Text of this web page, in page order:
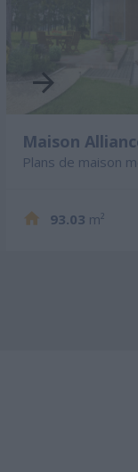
Maison
Plans de maison
93.03 m²